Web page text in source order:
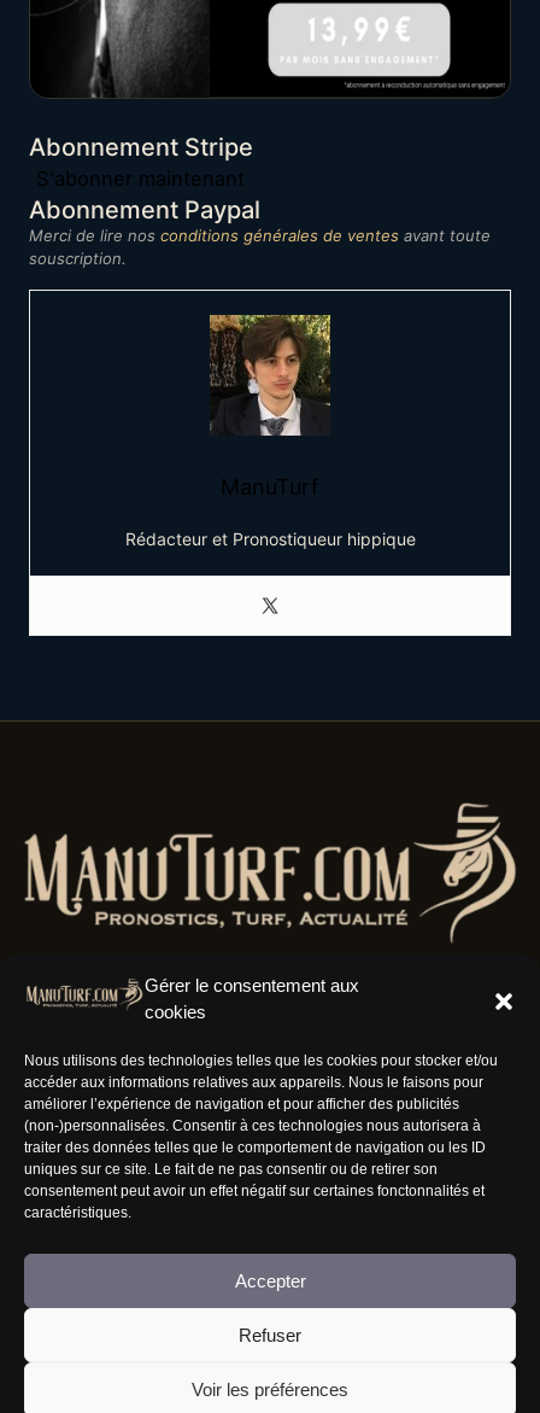
Gérer le consentement aux
cookies
Nous utilisons des technologies telles que les cookies pour stocker et/ou
accéder aux informations relatives aux appareils. Nous le faisons pour
améliorer l’expérience de navigation et pour afficher des publicités
(non-)personnalisées. Consentir à ces technologies nous autorisera à
traiter des données telles que le comportement de navigation ou les ID
uniques sur ce site. Le fait de ne pas consentir ou de retirer son
consentement peut avoir un effet négatif sur certaines fonctonnalités et
caractéristiques.
Accepter
Refuser
Voir les préférences
Abonnement Stripe
S'abonner maintenant
Abonnement Paypal
Merci de lire nos conditions générales de ventes avant toute
souscription.
ManuTurf
Rédacteur et Pronostiqueur hippique
Informations
Nous rejoindre
CGV
FAQ
Jouer comporte des risques : endettement, isolement, dépendance... Faites-vous aider au
09-74-75-13-13 (appel non surtaxé).